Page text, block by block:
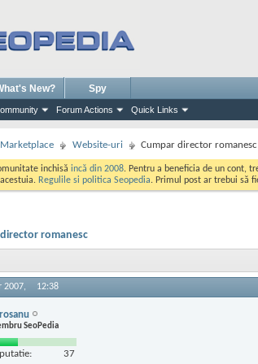
Forum Actions Quick Links
New? Spy
Website-uri Cumpar director romanesc
inchisă incă din 2008. Pentru a beneficia de un cont,
Regulile si politica Seopedia. Primul post ar trebui să
romanesc
2007, 12:38
SeoPedia
37